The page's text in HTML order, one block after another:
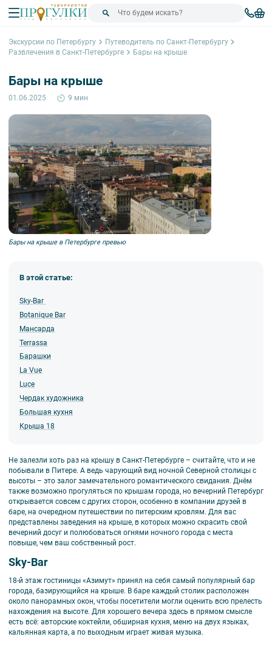
Экскурсии по Петербургу
Путеводитель по Санкт-Петербургу
Развлечения в Санкт-Петербурге
Бары на крыше
Бары на крыше
01.06.2025 9 мин
Бары на крыше в Петербурге превью
В этой статье:
Sky-Bar
Botanique Bar
Мансарда
Terrassa
Барашки
La Vue
Luce
Чердак художника
Большая кухня
Крыша 18
Не залезли хоть раз на крышу в Санкт-Петербурге – считайте, что и не
побывали в Питере. А ведь чарующий вид ночной Северной столицы с
высоты – это залог замечательного романтического свидания. Днём
также возможно прогуляться по крышам города, но вечерний Петербург
открывается совсем с других сторон, особенно в компании друзей в
баре, на очередном путешествии по питерским кровлям. Для вас
представлены заведения на крыше, в которых можно скрасить свой
вечерний досуг и полюбоваться огнями ночного города с места
повыше, чем ваш собственный рост.
Sky-Bar
18-й этаж гостиницы «Азимут» принял на себя самый популярный бар
города, базирующийся на крыше. В баре каждый столик расположен
около панорамных окон, чтобы посетители могли оценить всю прелесть
нахождения на высоте. Для хорошего вечера здесь в прямом смысле
есть всё: авторские коктейли, обширная кухня, меню на двух языках,
кальянная карта, а по выходным играет живая музыка.